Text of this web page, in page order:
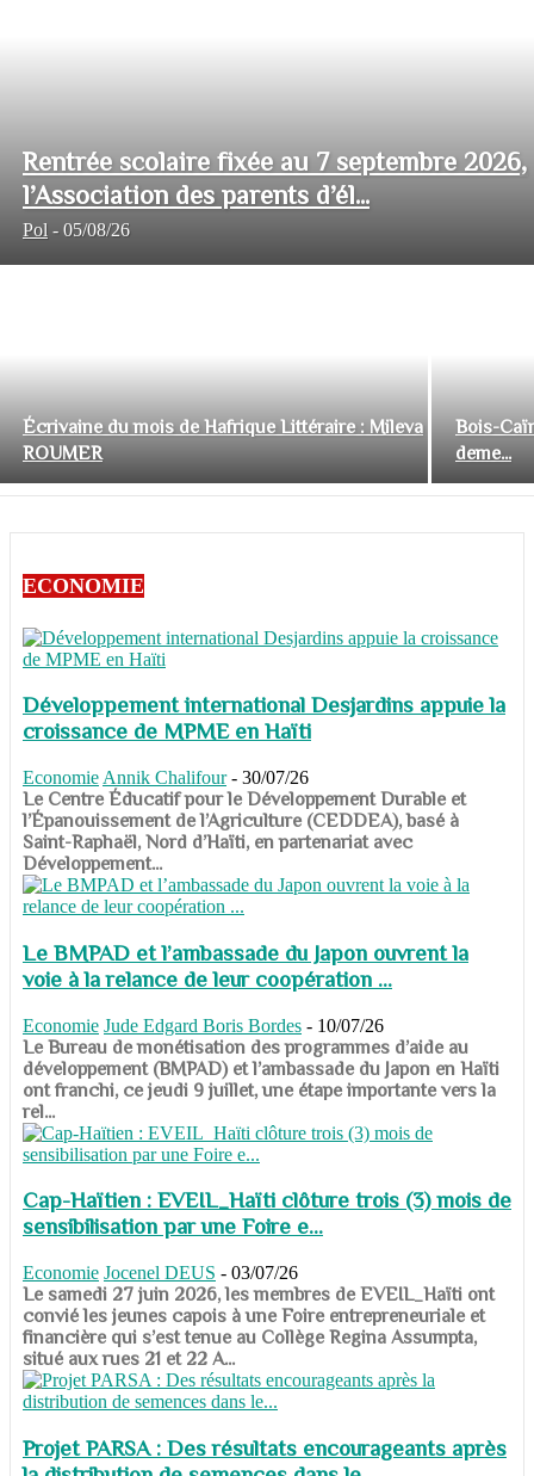
Rentrée scolaire fixée au 7 septembre 2026,
l’Association des parents d’él...
Pol - 05/08/26
Écrivaine du mois de Hafrique Littéraire : Mileva
ROUMER
Bois-
deme...
ECONOMIE
Développement international Desjardins appuie la
croissance de MPME en Haïti
Economie Annik Chalifour - 30/07/26
​​​​​​​Le Centre Éducatif pour le Développement Durable et
l’Épanouissement de l’Agriculture (CEDDEA), basé à
Saint-Raphaël, Nord d’Haïti, en partenariat avec
Développement...
Le BMPAD et l’ambassade du Japon ouvrent la
voie à la relance de leur coopération ...
Economie Jude Edgard Boris Bordes - 10/07/26
​​​​​​​Le Bureau de monétisation des programmes d’aide au
développement (BMPAD) et l’ambassade du Japon en Haïti
ont franchi, ce jeudi 9 juillet, une étape importante vers la
rel...
Cap-Haïtien : EVEIL_Haïti clôture trois (3) mois de
sensibilisation par une Foire e...
Economie Jocenel DEUS - 03/07/26
Le samedi 27 juin 2026, les membres de EVEIL_Haïti ont
convié les jeunes capois à une Foire entrepreneuriale et
financière qui s’est tenue au Collège Regina Assumpta,
situé aux rues 21 et 22 A...
Projet PARSA : Des résultats encourageants après